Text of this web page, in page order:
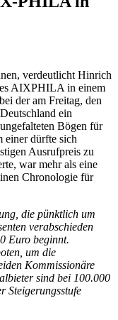
verdeutlicht Hinrich
AIXPHILA in einem
der am Freitag, den
ein
Bögen für
einer dürfte sich
Ausrufpreis zu
war mehr als eine
Chronologie für
die pünktlich um
verabschieden
Euro beginnt.
um die
Kommissionäre
sind bei 100.000
Steigerungsstufe